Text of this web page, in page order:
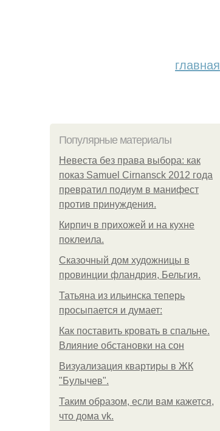
главная
Популярные материалы
Невеста без права выбора: как
показ Samuel Cirnansck 2012 года
превратил подиум в манифест
против принуждения.
Кирпич в прихожей и на кухне
поклеила.
Сказочный дом художницы в
провинции фландрия, Бельгия.
Татьяна из ильинска теперь
просыпается и думает:
Как поставить кровать в спальне.
Влияние обстановки на сон
Визуализация квартиры в ЖК
"Булычев".
Таким образом, если вам кажется,
что дома vk.